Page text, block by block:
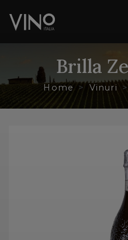
Brilla
Home Vinuri